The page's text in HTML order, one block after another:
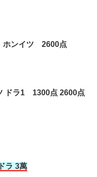
ホンイツ 2600点
ドラ1 1300点 2600点
ラ 3萬